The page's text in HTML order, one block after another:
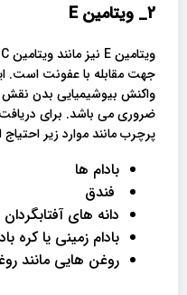
2_ ویتامینE
جهت مقابله با عفونت است.
واکنش بیوشیمیایی بدن
پرچرب مانند موارد زیر
بادام ها
فندق
دانه های آفتابگردان
بادام زمینی یا کره
روغن هایی مانند